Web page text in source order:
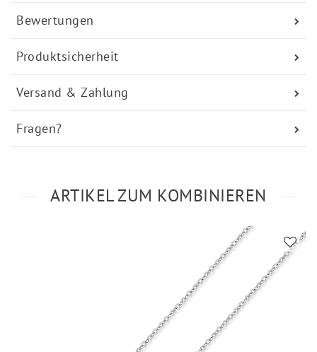
Bewertungen
Produktsicherheit
Versand & Zahlung
Fragen?
ARTIKEL ZUM KOMBINIEREN